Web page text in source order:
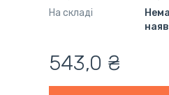
На складі
543,0 ₴